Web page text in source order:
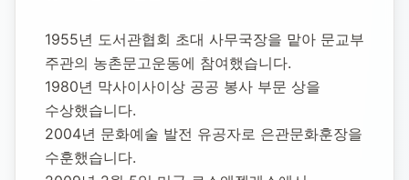
1955년 도서관협회 초대 사무국장을 맡아 문교부
주관의 농촌문고운동에 참여했습니다.
1980년 막사이사이상 공공 봉사 부문 상을
수상했습니다.
2004년 문화예술 발전 유공자로 은관문화훈장을
수훈했습니다.